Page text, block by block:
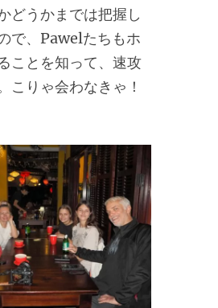
どうかまでは把握し
で、Pawelたちもホ
ことを知って、速攻
こりゃ会わなきゃ！